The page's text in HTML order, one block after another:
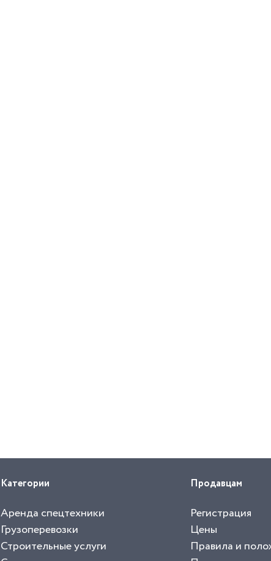
Категории
Аренда спецтехники
Грузоперевозки
Строительные услуги
Продавцам
Регистрация
Цены
Правила и